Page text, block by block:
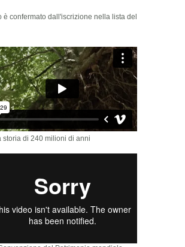
confermato dall'iscrizione nella lista del
storia di 240 milioni di anni